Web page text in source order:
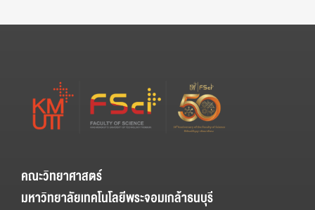
คณะวิทยาศาสตร์
มหาวิทยาลัยเทคโนโลยีพระจอมเกล้าธนบุรี